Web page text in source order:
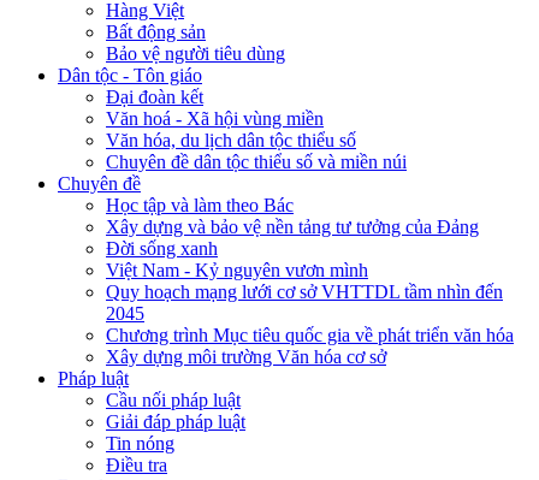
Hàng Việt
Bất động sản
Bảo vệ người tiêu dùng
Dân tộc - Tôn giáo
Đại đoàn kết
Văn hoá - Xã hội vùng miền
Văn hóa, du lịch dân tộc thiểu số
Chuyên đề dân tộc thiểu số và miền núi
Chuyên đề
Học tập và làm theo Bác
Xây dựng và bảo vệ nền tảng tư tưởng của Đảng
Đời sống xanh
Việt Nam - Kỷ nguyên vươn mình
Quy hoạch mạng lưới cơ sở VHTTDL tầm nhìn đến
2045
Chương trình Mục tiêu quốc gia về phát triển văn hóa
Xây dựng môi trường Văn hóa cơ sở
Pháp luật
Cầu nối pháp luật
Giải đáp pháp luật
Tin nóng
Điều tra